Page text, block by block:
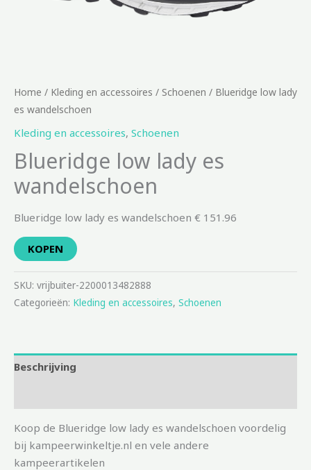
Home / Kleding en accessoires / Schoenen / Blueridge low lady
es wandelschoen
Kleding en accessoires, Schoenen
Blueridge low lady es
wandelschoen
Blueridge low lady es wandelschoen € 151.96
KOPEN
SKU: vrijbuiter-2200013482888
Categorieën: Kleding en accessoires, Schoenen
Beschrijving
Koop de Blueridge low lady es wandelschoen voordelig
bij kampeerwinkeltje.nl en vele andere
kampeerartikelen